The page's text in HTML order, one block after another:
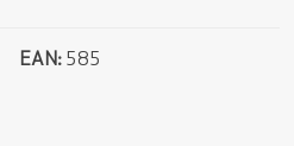
EAN:585